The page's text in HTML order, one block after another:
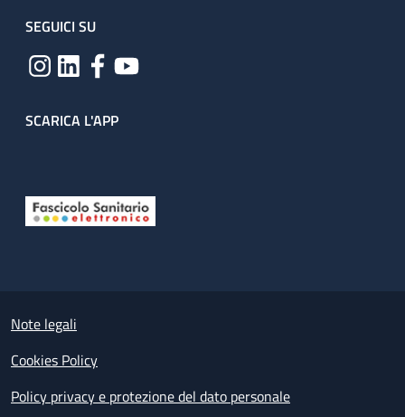
SEGUICI SU
SCARICA L'APP
Small prints
Note legali
Cookies Policy
Policy privacy e protezione del dato personale